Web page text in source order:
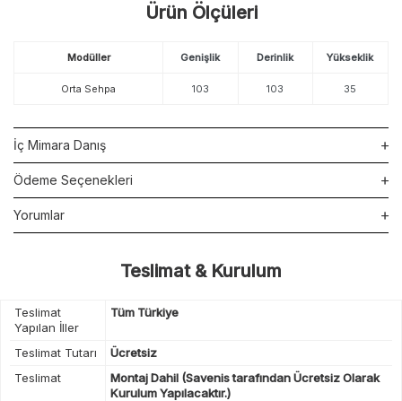
Ürün Ölçüleri
Modüller Genişlik Derinlik Yükseklik
Orta Sehpa 103 103 35
İç Mimara Danış
Ödeme Seçenekleri
Yorumlar
Teslimat & Kurulum
Teslimat
Yapılan İller
Tüm Türkiye
Teslimat Tutarı
Ücretsiz
Teslimat
Montaj Dahil (Savenis tarafından Ücretsiz Olarak
Kurulum Yapılacaktır.)